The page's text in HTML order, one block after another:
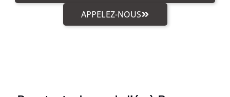
APPELEZ-NOUS